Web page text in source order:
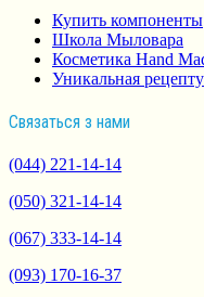
Купить компоненты
Школа Мыловара
Косметика Hand
Уникальная
Связаться з нами
(044) 221-14-14
(050) 321-14-14
(067) 333-14-14
(093) 170-16-37